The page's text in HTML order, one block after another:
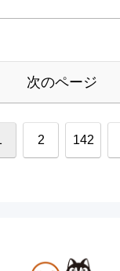
次のページ
2 142